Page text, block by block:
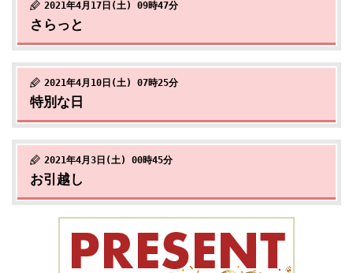
2021年4月17日(土) 09時47分
さらっと
2021年4月10日(土) 07時25分
特別な日
2021年4月3日(土) 00時45分
お引越し